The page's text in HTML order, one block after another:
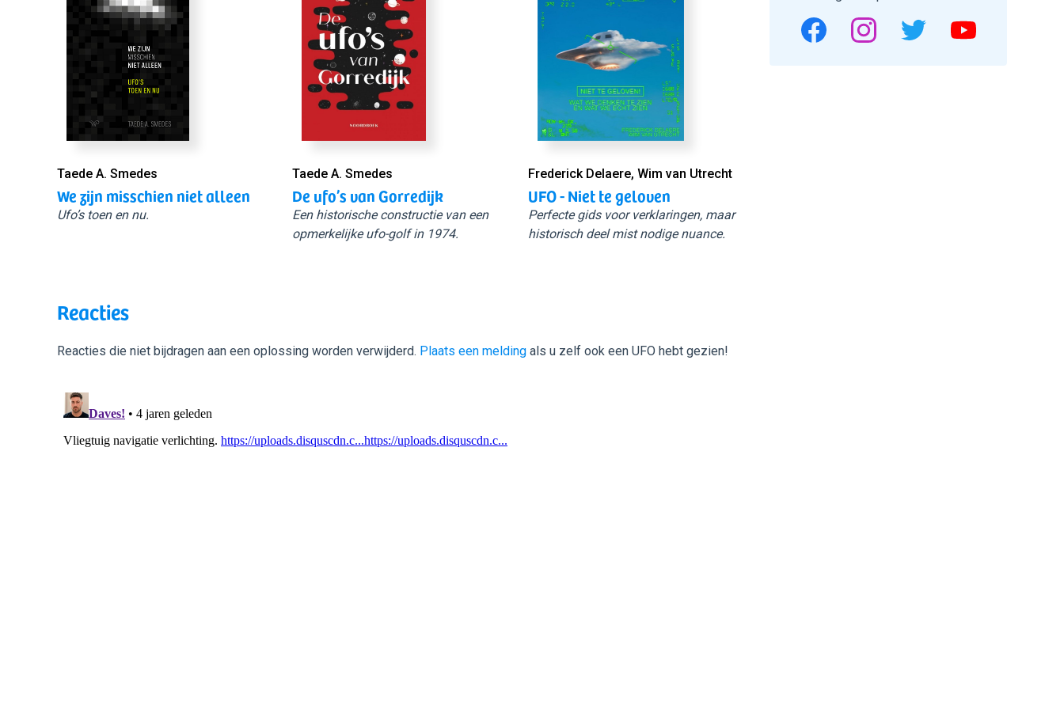
Taede A. Smedes
We zijn misschien niet alleen
Ufo’s toen en nu.
Taede A. Smedes
De ufo’s van Gorredijk
Een historische constructie van een
opmerkelijke ufo-golf in 1974.
Frederick Delaere, Wim van Utrecht
UFO - Niet te geloven
Perfecte gids voor verklaringen, maar
historisch deel mist nodige nuance.
Reacties
Reacties die niet bijdragen aan een oplossing worden verwijderd. Plaats een melding als u zelf ook een UFO hebt gezien!